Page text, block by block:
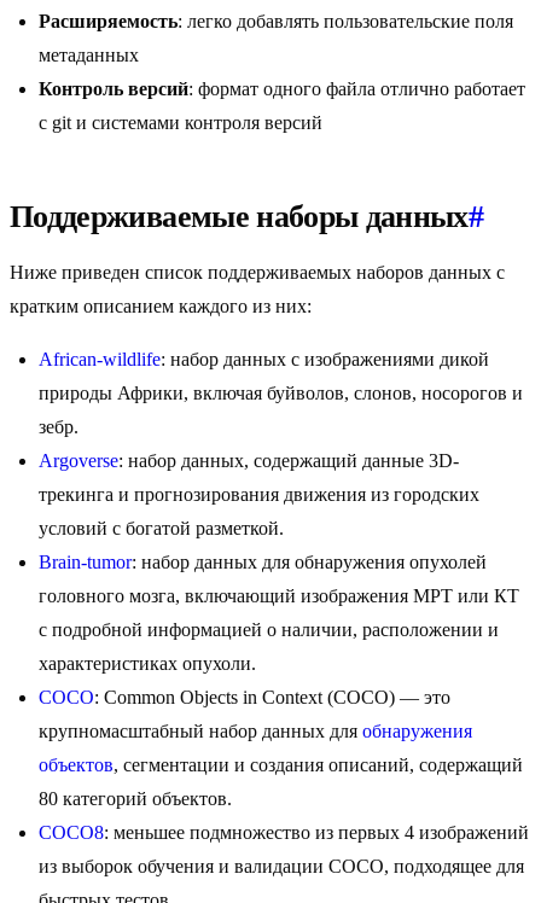
Расширяемость: легко добавлять пользовательские поля
метаданных
Контроль версий: формат одного файла отлично работает
с git и системами контроля версий
Поддерживаемые наборы данных#
Ниже приведен список поддерживаемых наборов данных с
кратким описанием каждого из них:
African-wildlife: набор данных с изображениями дикой
природы Африки, включая буйволов, слонов, носорогов и
зебр.
Argoverse: набор данных, содержащий данные 3D-
трекинга и прогнозирования движения из городских
условий с богатой разметкой.
Brain-tumor: набор данных для обнаружения опухолей
головного мозга, включающий изображения МРТ или КТ
с подробной информацией о наличии, расположении и
характеристиках опухоли.
COCO: Common Objects in Context (COCO) — это
крупномасштабный набор данных для обнаружения
объектов, сегментации и создания описаний, содержащий
80 категорий объектов.
COCO8: меньшее подмножество из первых 4 изображений
из выборок обучения и валидации COCO, подходящее для